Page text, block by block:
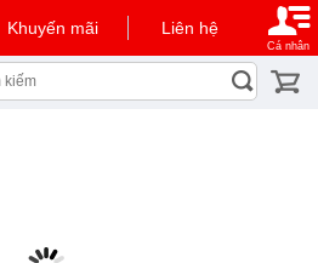
Khuyến mãi Liên hệ
Cá nhân